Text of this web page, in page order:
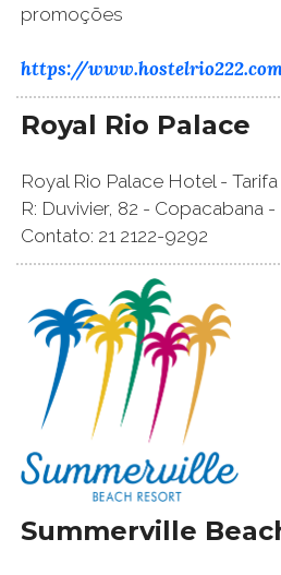
promoções
https://
Royal Rio Palace
Royal Rio Palace Hotel -
R: Duvivier, 82 - Copacabana
Contato: 21 2122-9292
Summerville